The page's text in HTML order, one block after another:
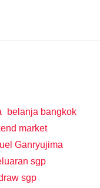
belanja bangkok
market
Ganryujima
sgp
sgp